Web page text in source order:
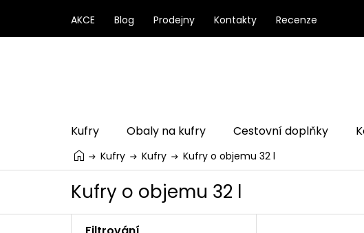
AKCE Blog Prodejny Kontakty Recenze
Kufry Obaly na kufry Cestovní doplňky
Kufry Kufry Kufry o objemu 32 l
Kufry o objemu 32 l
P